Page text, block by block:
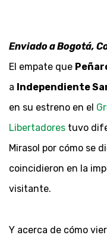
Enviado a Bogotá,
El empate que
a Independiente
en su estreno en el
Libertadores tuvo
Mirasol por cómo se
coincidieron en la
visitante.
Y acerca de cómo